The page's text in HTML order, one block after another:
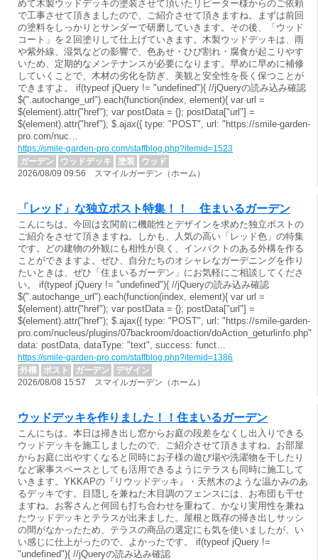
めて木製ウッドデッキの塗装させて頂いたリピーター様からのご依頼
で工事させて頂きましたので、ご紹介させて頂きますね。まずは前回
の塗料をしっかりとサンダーで研磨していきます。その後、「ウッド
コート」を２回塗りして仕上げていきます。木製ウッドデッキは、雨
や紫外線、湿気などの影響で、色あせ・ひび割れ・腐食が起こりやす
いため、定期的なメンテナンスが必要になります。早めに早めに補修
していくことで、木材の劣化を防ぎ、美観と安全性を長く保つことが
できますよ。 if(typeof jQuery != "undefined"){ //jQueryの読み込み確認
$(".autochange_url").each(function(index, element){ var url =
$(element).attr("href"); var postData = {}; postData["url"] =
$(element).attr("href"); $.ajax({ type: "POST", url: "https://smile-garden-
pro.com/nuc…
https://smile-garden-pro.com/staffblog.php?itemid=1523
ガーデン
ウッドデッキ 塗装
ウッド
2026/08/09 09:56 スマイルガーデン（ホーム）
「レッド」な独立ポスト特集！！ 住まいるガーデン
こんにちは。今回は玄関前に機能性とデザインを求めた独立ポストの
ご紹介をさせて頂きますね。しかも、人気の高い「レッド色」の特集
です。どの建物の外観にも相性が良く、インパクトのある外構を作る
ことができますよ。ぜひ、自分たちのオシャレなガーデニングを作り
たいときは、ぜひ「住まいるガーデン」にお気軽にご相談してくださ
い。 if(typeof jQuery != "undefined"){ //jQueryの読み込み確認
$(".autochange_url").each(function(index, element){ var url =
$(element).attr("href"); var postData = {}; postData["url"] =
$(element).attr("href"); $.ajax({ type: "POST", url: "https://smile-garden-
pro.com/nucleus/plugins/07backroom/doaction/doAction_geturlinfo.php",
data: postData, dataType: "text", success: funct…
https://smile-garden-pro.com/staffblog.php?itemid=1386
外構
ポスト ガーデン
デザイン
2026/08/08 15:57 スマイルガーデン（ホーム）
ウッドデッキを作りました！！住まいるガーデン
こんにちは。本日は掃き出し窓からお庭の段差をなくし出入りできる
ウッドデッキを施工しましたので、ご紹介させて頂きますね。お部屋
からお庭に出やすくなると同時にお子様の遊び場や洗濯物を干したり
など家事スペースとしても活用できるようにテラスも同時に施工して
いきます。YKKAPの『リウッドデッキ』・天然木のような温かみのあ
るデッキです。目隠しを兼ねた木目調のフェンスには、お布団も干せ
ますね。お客さんと何回も打ち合わせを重ねて、かなり実用性を兼ね
たウッドデッキとテラスが出来ました。屋根と既存の掃き出しサッシ
の間がなかったため、テラスの商品の選定にも気を使いましたが、い
い感じに仕上がったので、よかったです。 if(typeof jQuery !=
"undefined"){ //jQueryの読み込み確認